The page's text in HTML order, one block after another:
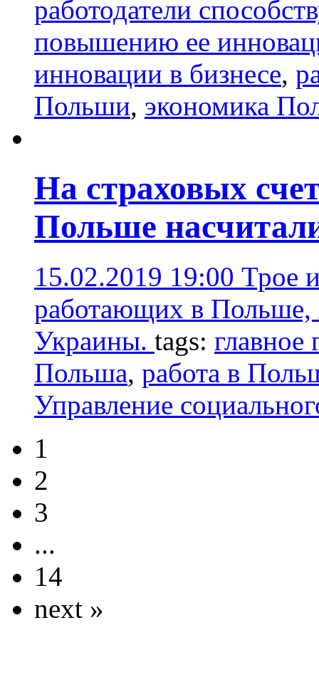
работодатели
повышению ее
инновации в бизнесе,
Польши, экономика
На страховых
Польше
15.02.2019 19:00 Трое
работающих в Польше,
Украины. tags: главное
Польша, работа в
Управление
1
2
3
...
14
next »